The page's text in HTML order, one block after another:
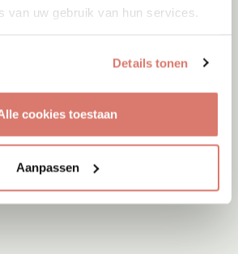
van uw gebruik van hun services.
Details tonen
cookies toestaan
Aanpassen